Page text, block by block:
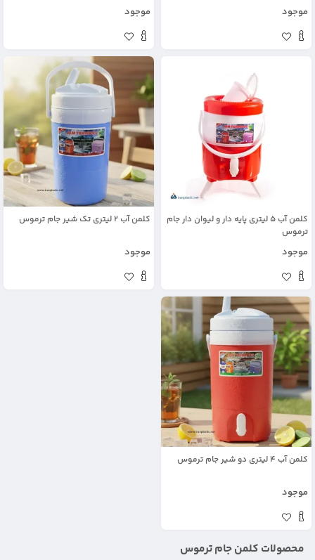
موجود موجود
کلمن آب 5 لیتری پایه دار و لیوان دار جام
ترموس
موجود
کلمن آب 2 لیتری تک شیر جام ترموس
موجود
کلمن آب 4 لیتری دو شیر جام ترموس
موجود
محصولات کلمن جام ترموس